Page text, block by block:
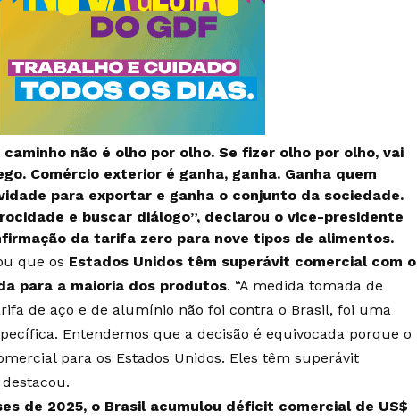
não é olho por olho. Se fizer olho por olho, vai
Comércio exterior é ganha, ganha. Ganha quem
para exportar e ganha o conjunto da sociedade.
e buscar diálogo”, declarou o vice-presidente
da tarifa zero para nove tipos de alimentos.
que os Estados Unidos têm superávit comercial com o
para a maioria dos produtos. “A medida tomada de
de aço e de alumínio não foi contra o Brasil, foi uma
Entendemos que a decisão é equivocada porque o
para os Estados Unidos. Eles têm superávit
de 2025, o Brasil acumulou déficit comercial de US$